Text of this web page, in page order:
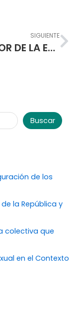
SIGUIENTE
RECTOR DE LA ESCUELA NORMAL PARTICIPA EN SEMINARIO CON LA UNIVERSIDAD PEDAGOGICA NACIONAL Y LA RED COLUMBUS.
Buscar
de los
la República y
colectiva que
en el Contexto